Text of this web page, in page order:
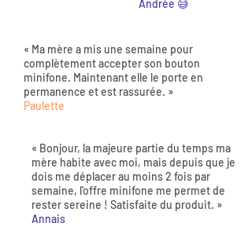
Andrée 😅
« Ma mère a mis une semaine pour
complètement accepter son bouton
minifone. Maintenant elle le porte en
permanence et est rassurée. »
Paulette
« Bonjour, la majeure partie du temps ma
mère habite avec moi, mais depuis que je
dois me déplacer au moins 2 fois par
semaine, l'offre minifone me permet de
rester sereine ! Satisfaite du produit. »
Annais